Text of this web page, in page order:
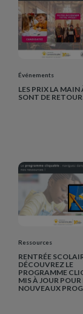
Événements
LES PRIX LA MAIN
SONT DE
Ressources
RENTRÉE
DÉCOUVREZ LE
PROGRAMME
MIS À JOUR POUR
NOUVEAUX